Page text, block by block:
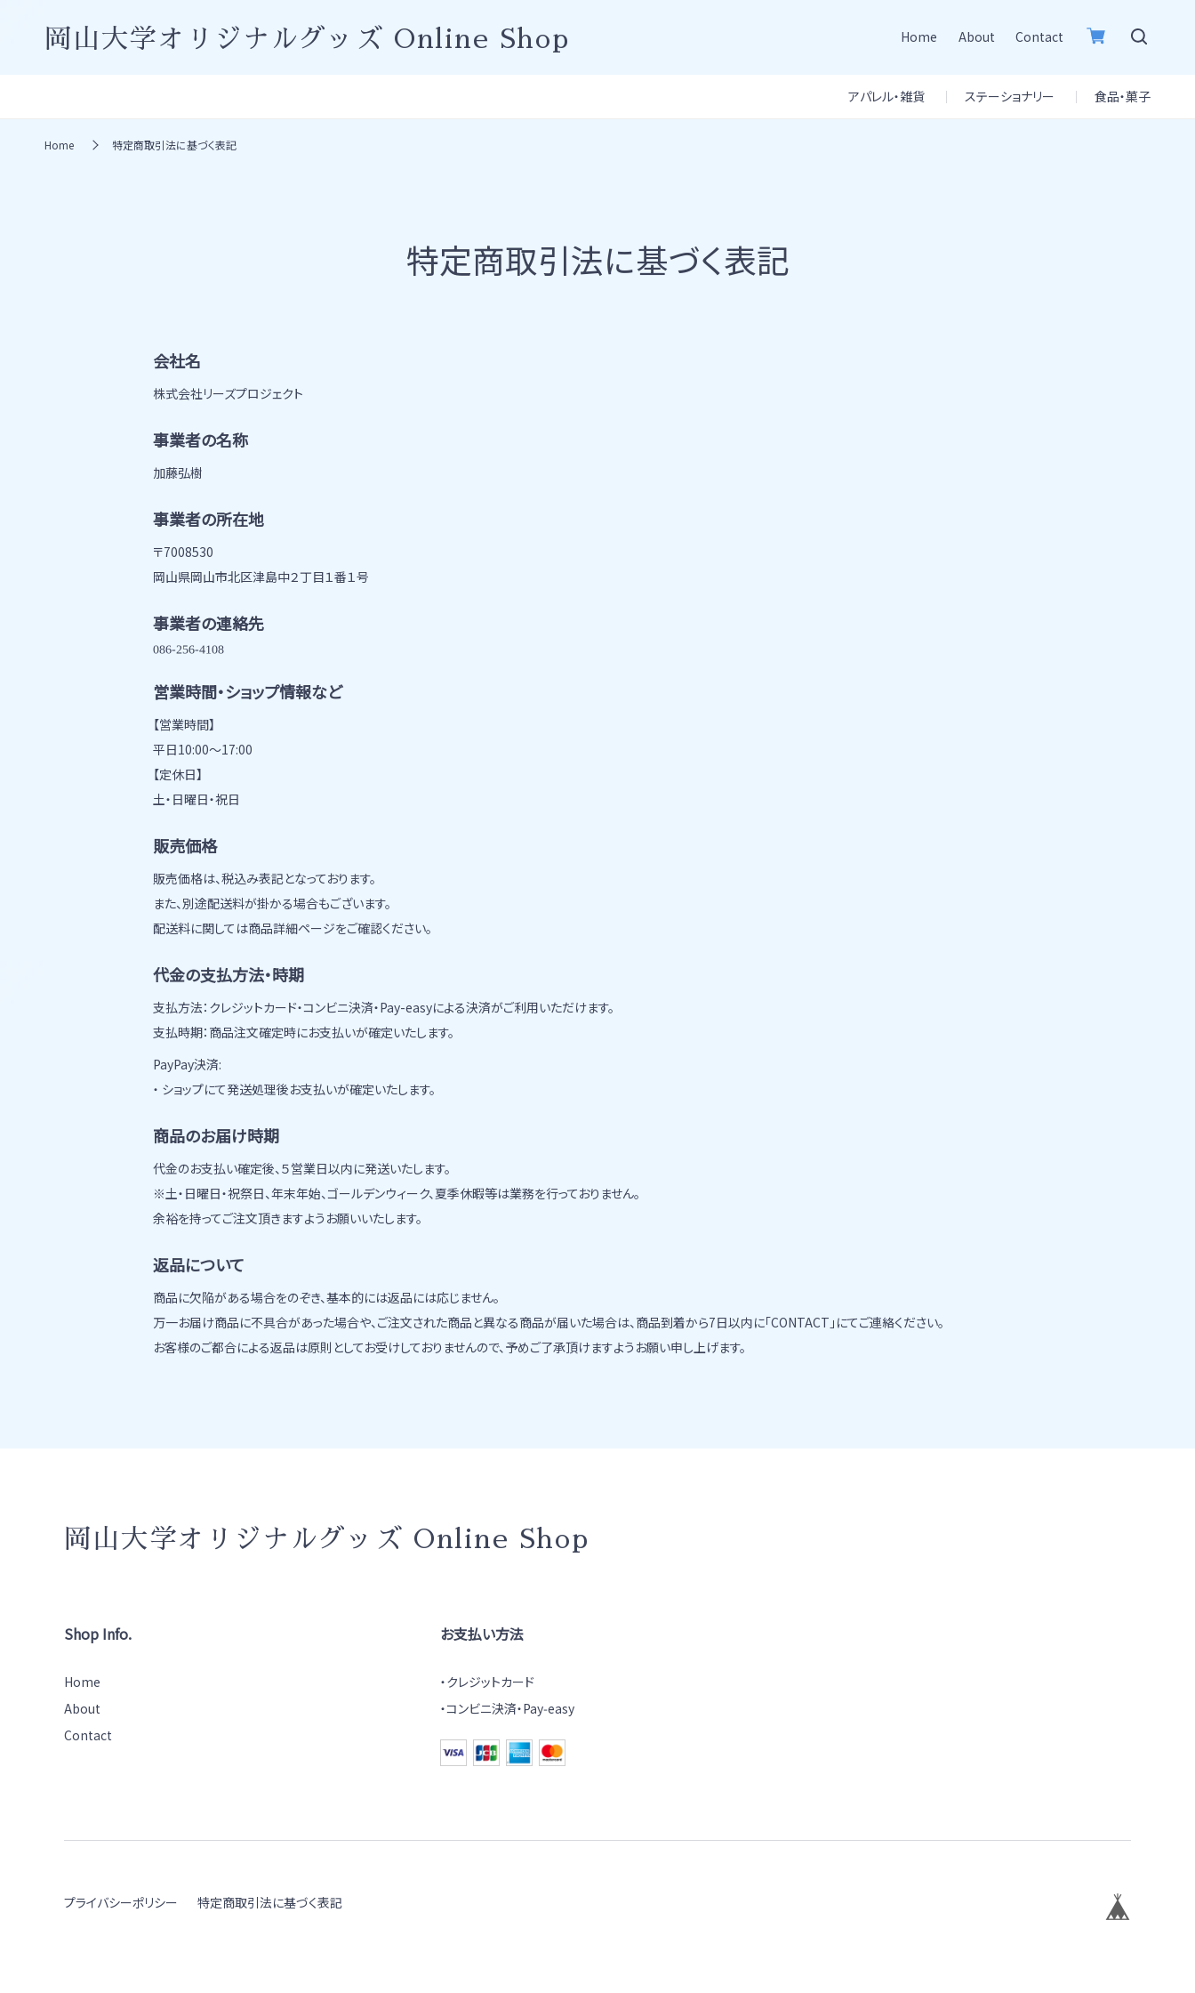
岡山大学オリジナルグッズ Online Shop Home About Contact
アパレル・雑貨 ステーショナリー 食品・菓子
Home 特定商取引法に基づく表記
特定商取引法に基づく表記
会社名
株式会社リーズプロジェクト
事業者の名称
加藤弘樹
事業者の所在地
〒7008530
岡山県岡山市北区津島中２丁目１番１号
事業者の連絡先
営業時間・ショップ情報など
【営業時間】
平日10:00～17:00
【定休日】
土・日曜日・祝日
販売価格
販売価格は、税込み表記となっております。
また、別途配送料が掛かる場合もございます。
配送料に関しては商品詳細ページをご確認ください。
代金の支払方法・時期
支払方法：クレジットカード・コンビニ決済・Pay-easyによる決済がご利用いただけます。
支払時期：商品注文確定時にお支払いが確定いたします。
PayPay決済:
・ ショップにて発送処理後お支払いが確定いたします。
商品のお届け時期
代金のお支払い確定後、５営業日以内に発送いたします。
※土・日曜日・祝祭日、年末年始、ゴールデンウィーク、夏季休暇等は業務を行っておりません。
余裕を持ってご注文頂きますようお願いいたします。
返品について
商品に欠陥がある場合をのぞき、基本的には返品には応じません。
万一お届け商品に不具合があった場合や、ご注文された商品と異なる商品が届いた場合は、商品到着から7日以内に「CONTACT」にてご連絡ください。
お客様のご都合による返品は原則としてお受けしておりませんので、予めご了承頂けますようお願い申し上げます。
岡山大学オリジナルグッズ Online Shop
Shop Info.
Home
About
Contact
お支払い方法
クレジットカード
コンビニ決済・Pay‑easy
プライバシーポリシー 特定商取引法に基づく表記